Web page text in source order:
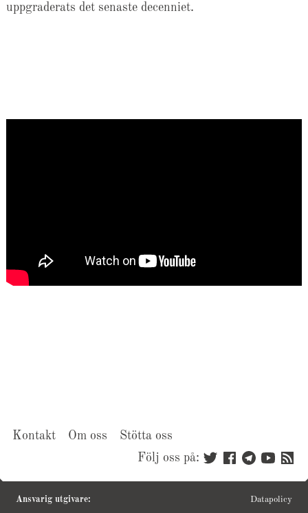
uppgraderats det senaste decenniet.
Kontakt Om oss
Stötta oss
Följ oss på:
Ansvarig utgivare: Datapolicy